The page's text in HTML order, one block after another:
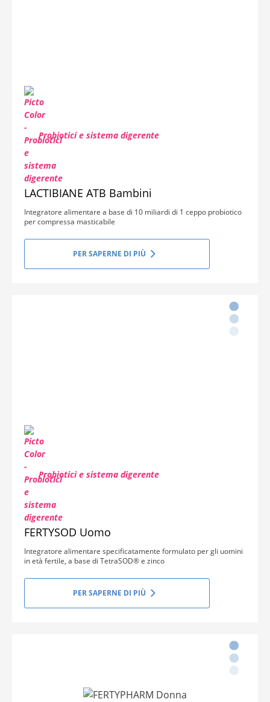
Probiotici e sistema digerente
LACTIBIANE ATB Bambini
Integratore alimentare a base di 10 miliardi di 1 ceppo probiotico
per compressa masticabile
PER SAPERNE DI PIÙ
Probiotici e sistema digerente
FERTYSOD Uomo
Integratore alimentare specificatamente formulato per gli uomini
in età fertile, a base di TetraSOD® e zinco
PER SAPERNE DI PIÙ